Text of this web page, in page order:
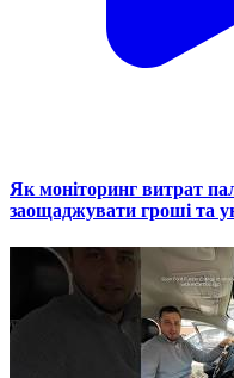
Як моніторинг витрат
заощаджувати гроші та